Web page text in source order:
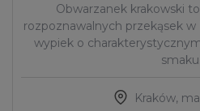
Obwarzanek krakowski
rozpoznawalnych przekąsek w
wypiek o
smaku.
Kraków,